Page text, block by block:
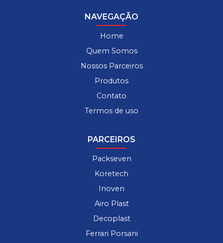
NAVEGAÇÃO
Home
Quem Somos
Nossos Parceiros
Produtos
Contato
Termos de uso
PARCEIROS
Packseven
Koretech
Inoven
Airo Plast
Decoplast
Ferrari Porsani